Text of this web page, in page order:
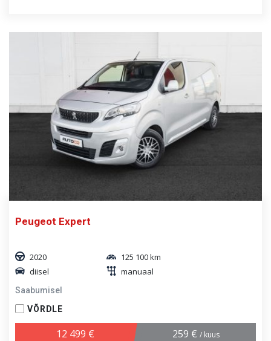
Peugeot Expert
2020
125 100 km
diisel
manuaal
Saabumisel
VÕRDLE
12 499 € 259 € / kuus